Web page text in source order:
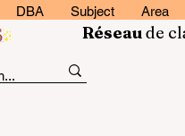
DBA Subject Area
Réseaude